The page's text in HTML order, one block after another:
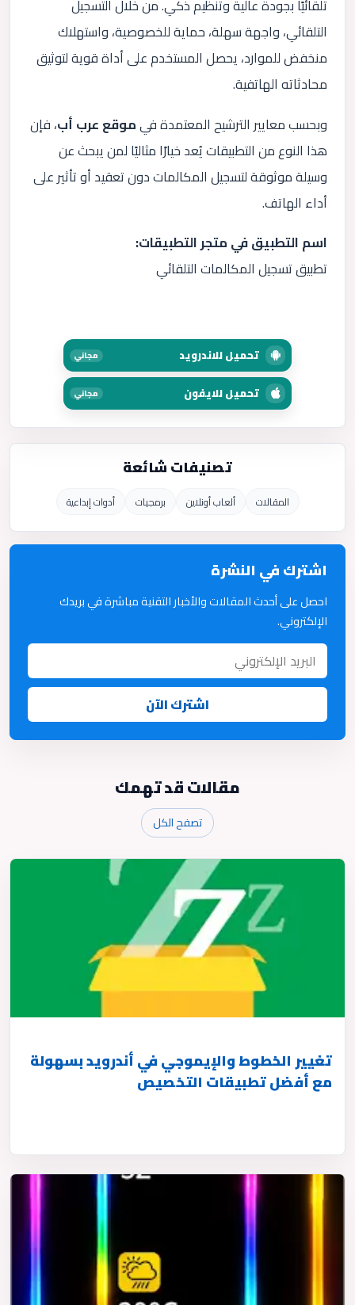
تصنيفات شائعة
المقالات ألعاب أونلاين برمجيات أدوات إبداعية
اشترك في النشرة
احصل على أحدث المقالات والأخبار التقنية مباشرة في بريدك
الإلكتروني.
اشترك الآن
تلقائيًا بجودة عالية وتنظيم ذكي. من خلال التسجيل
التلقائي، واجهة سهلة، حماية للخصوصية، واستهلاك
منخفض للموارد، يحصل المستخدم على أداة قوية لتوثيق
محادثاته الهاتفية.
وبحسب معايير الترشيح المعتمدة فيموقع عرب أب، فإن
هذا النوع من التطبيقات يُعد خيارًا مثاليًا لمن يبحث عن
وسيلة موثوقة لتسجيل المكالمات دون تعقيد أو تأثير على
أداء الهاتف.
اسم التطبيق في متجر التطبيقات:
تطبيق تسجيل المكالمات التلقائي
تحميل للاندرويد مجاني
تحميل للايفون مجاني
مقالات قد تهمك
تصفح الكل
تغيير الخطوط والإيموجي في أندرويد بسهولة
مع أفضل تطبيقات التخصيص